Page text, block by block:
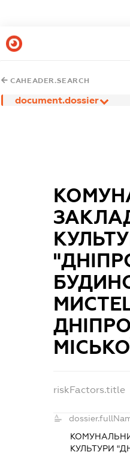
CAHEADER.SEARCH
document.dossier
riskFactors.title
КУЛЬТУРИ